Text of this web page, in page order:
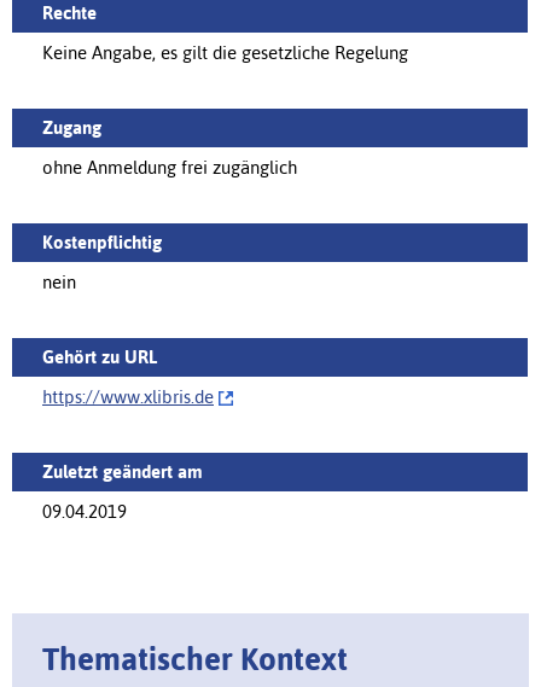
Rechte
Keine Angabe, es gilt die gesetzliche Regelung
Zugang
ohne Anmeldung frei zugänglich
Kostenpflichtig
nein
Gehört zu URL
https://‌www.xlibris.de
Zuletzt geändert am
09.04.2019
Thematischer Kontext